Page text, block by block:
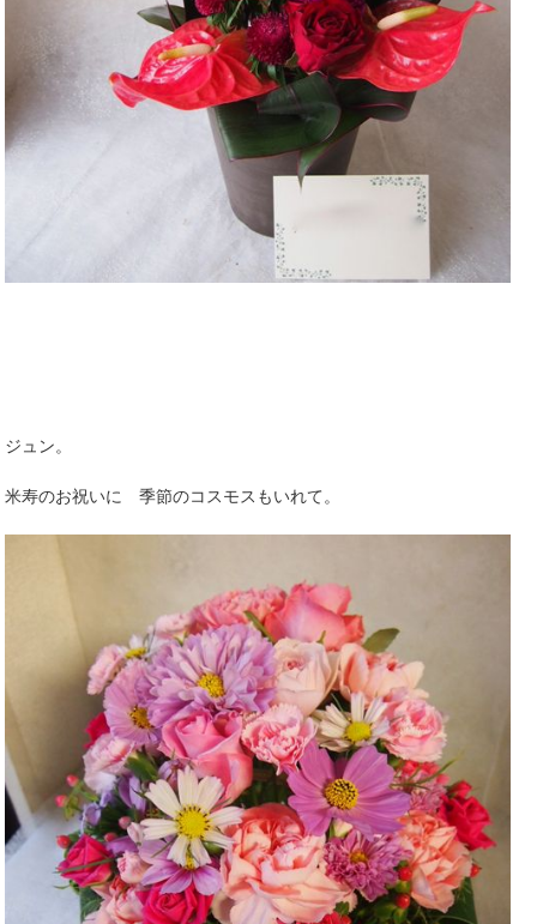
ジュン。
米寿のお祝いに 季節のコスモスもいれて。